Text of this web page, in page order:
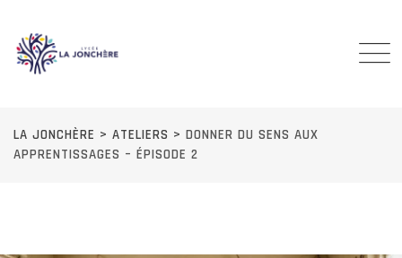
content
LA JONCHÈRE > ATELIERS > DONNER DU SENS AUX
APPRENTISSAGES – ÉPISODE 2